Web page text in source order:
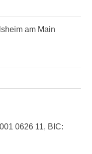
am Main
0626 11, BIC: